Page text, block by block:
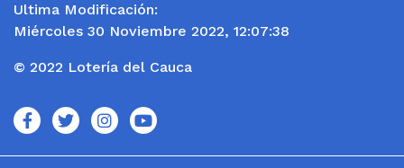
Ultima Modificación:
Miércoles 30 Noviembre 2022, 12:07:38
© 2022 Lotería del Cauca
icono iconoicono icono